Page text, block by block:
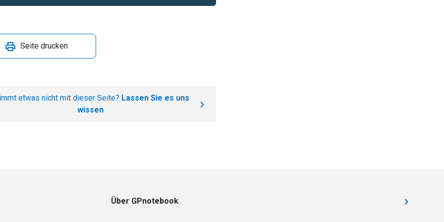
Seite drucken
etwas nicht mit dieser Seite? Lassen Sie es uns
wissen
Über GPnotebook